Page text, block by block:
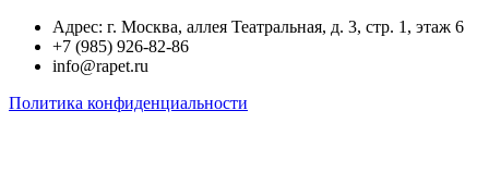
Адрес: г. Москва, аллея Театральная, д. 3, стр. 1, этаж 6
+7 (985) 926-82-86
info@rapet.ru
Политика конфиденциальности